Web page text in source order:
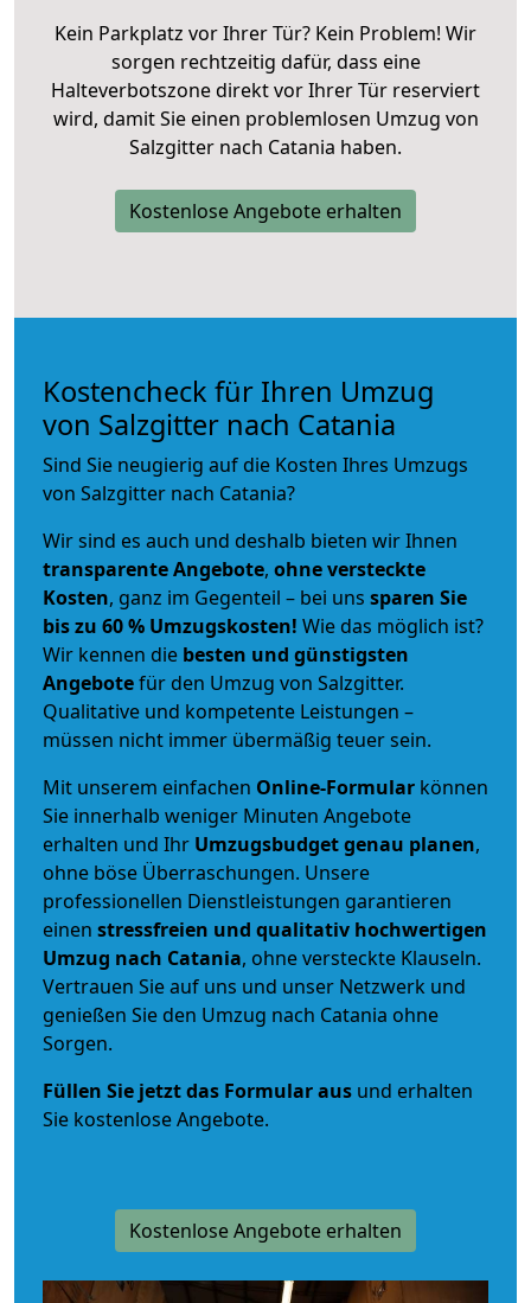
Kein Parkplatz vor Ihrer Tür? Kein Problem! Wir
sorgen rechtzeitig dafür, dass eine
Halteverbotszone direkt vor Ihrer Tür reserviert
wird, damit Sie einen problemlosen Umzug von
Salzgitter nach Catania haben.
Kostenlose Angebote erhalten
Kostencheck für Ihren Umzug
von Salzgitter nach Catania
Sind Sie neugierig auf die Kosten Ihres Umzugs
von Salzgitter nach Catania?
Wir sind es auch und deshalb bieten wir Ihnen
transparente Angebote, ohne versteckte
Kosten, ganz im Gegenteil – bei uns sparen Sie
bis zu 60 % Umzugskosten! Wie das möglich ist?
Wir kennen die besten und günstigsten
Angebotefür den Umzug von Salzgitter.
Qualitative und kompetente Leistungen –
müssen nicht immer übermäßig teuer sein.
Mit unserem einfachen Online-Formular können
Sie innerhalb weniger Minuten Angebote
erhalten und Ihr Umzugsbudgetgenau planen,
ohne böse Überraschungen. Unsere
professionellen Dienstleistungen garantieren
einen stressfreien und qualitativ hochwertigen
Umzug nach Catania, ohne versteckte Klauseln.
Vertrauen Sie auf uns und unser Netzwerk und
genießen Sie den Umzug nach Catania ohne
Sorgen.
Füllen Sie jetzt das Formular aus und erhalten
Sie kostenlose Angebote.
Kostenlose Angebote erhalten